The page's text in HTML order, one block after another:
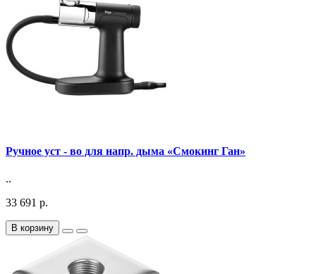
Ручное уст - во для напр. дыма «Смокинг Ган»
..
33 691 р.
В корзину